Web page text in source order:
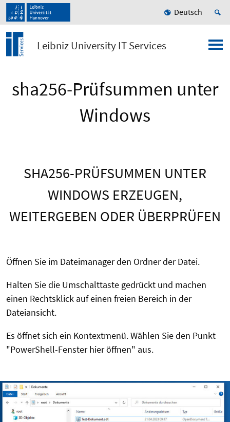
Deutsch
Leibniz University IT Services
sha256-Prüfsummen unter
Windows
SHA256-PRÜFSUMMEN UNTER
WINDOWS ERZEUGEN,
WEITERGEBEN ODER ÜBERPRÜFEN
Öffnen Sie im Dateimanager den Ordner der Datei.
Halten Sie die Umschalttaste gedrückt und machen
einen Rechtsklick auf einen freien Bereich in der
Dateiansicht.
Es öffnet sich ein Kontextmenü. Wählen Sie den Punkt
"PowerShell-Fenster hier öffnen" aus.